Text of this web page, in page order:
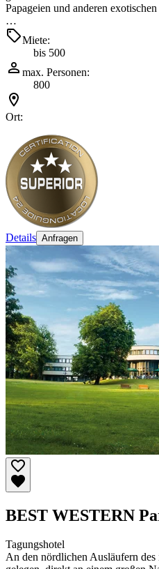
Papageien und anderen
…
Miete:
bis 500
max. Personen:
800
Ort:
Details Anfragen
BEST WESTERN
Tagungshotel
An den nördlichen Ausläufern